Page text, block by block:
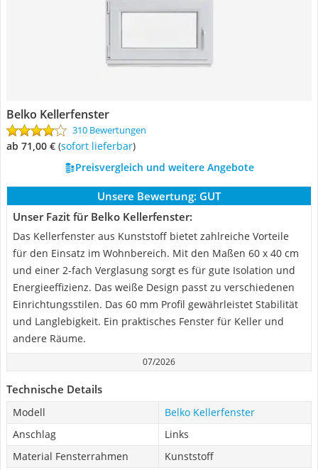
Belko Kellerfenster
310 Bewertungen
ab 71,00 € ( Sofort lieferbar)
Preisvergleich und weitere Angebote
Unsere Bewertung: GUT
Unser Fazit für Belko Kellerfenster:
Das Kellerfenster aus Kunststoff bietet zahlreiche Vorteile
für den Einsatz im Wohnbereich. Mit den Maßen 60 x 40 cm
und einer 2-fach Verglasung sorgt es für gute Isolation und
Energieeffizienz. Das weiße Design passt zu verschiedenen
Einrichtungsstilen. Das 60 mm Profil gewährleistet Stabilität
und Langlebigkeit. Ein praktisches Fenster für Keller und
andere Räume.
07/2026
Technische Details
Modell
Belko Kellerfenster
Anschlag
Links
Material Fensterrahmen
Kunststoff